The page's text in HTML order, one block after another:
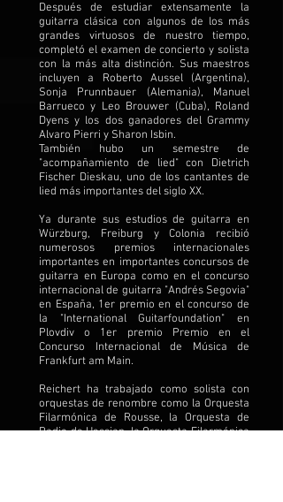
Después de estudiar extensamente la
guitarra clásica con algunos de los más
grandes virtuosos de nuestro tiempo,
completó el examen de concierto y solista
con la más alta distinción. Sus maestros
incluyen a Roberto Aussel (Argentina),
Sonja Prunnbauer (Alemania), Manuel
Barrueco y Leo Brouwer (Cuba), Roland
Dyens y los dos ganadores del Grammy
Alvaro Pierri y Sharon Isbin.
También hubo un semestre de
"acompañamiento de lied" con Dietrich
Fischer Dieskau, uno de los cantantes de
lied más importantes del siglo XX.
Ya durante sus estudios de guitarra en
Würzburg, Freiburg y Colonia recibió
numerosos premios internacionales
importantes en importantes concursos de
guitarra en Europa como en el concurso
internacional de guitarra "Andrés Segovia"
en España, 1er premio en el concurso de
la "International Guitarfoundation" en
Plovdiv o 1er premio Premio en el
Concurso Internacional de Música de
Frankfurt am Main.
Reichert ha trabajado como solista con
orquestas de renombre como la Orquesta
Filarmónica de Rousse, la Orquesta de
Radio de Hessian, la Orquesta Filarmónica